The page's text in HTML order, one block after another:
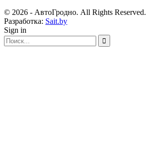
© 2026 - АвтоГродно. All Rights Reserved.
Разработка: Sait.by
Sign in